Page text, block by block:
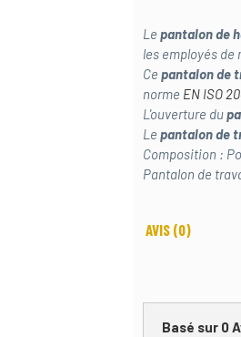
Le pantalon de
les employés de
Ce pantalon de
norme EN ISO
L'ouverture du
Le pantalon de
Composition :
Pantalon de
AVIS (0)
Basé sur 0